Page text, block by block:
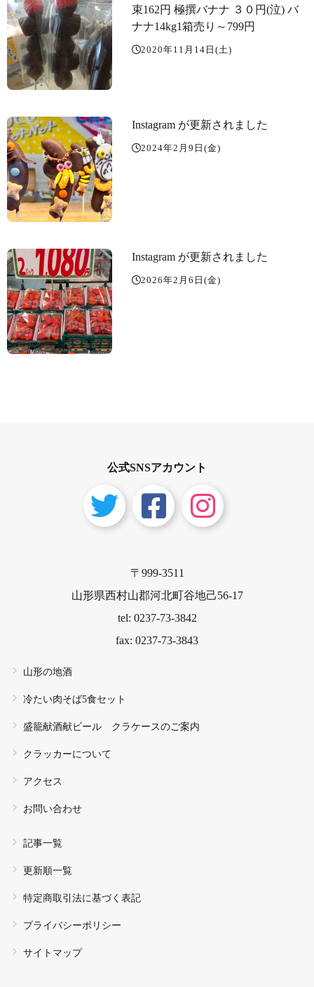
束162円 極撰バナナ ３０円(泣️) バ
ナナ14kg1箱売り～799円️
2020年11月14日(土)
Instagram が更新されました
2024年2月9日(金)
Instagram が更新されました
2026年2月6日(金)
公式SNSアカウント
〒999-3511
山形県西村山郡河北町谷地己56-17
tel: 0237-73-3842
fax: 0237-73-3843
山形の地酒
冷たい肉そば5食セット
盛籠献酒献ビール クラケースのご案内
クラッカーについて
アクセス
お問い合わせ
記事一覧
更新順一覧
特定商取引法に基づく表記
プライバシーポリシー
サイトマップ